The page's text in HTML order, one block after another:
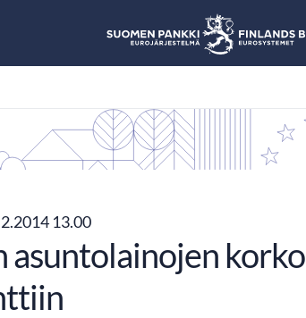
13.00
asuntolainojen